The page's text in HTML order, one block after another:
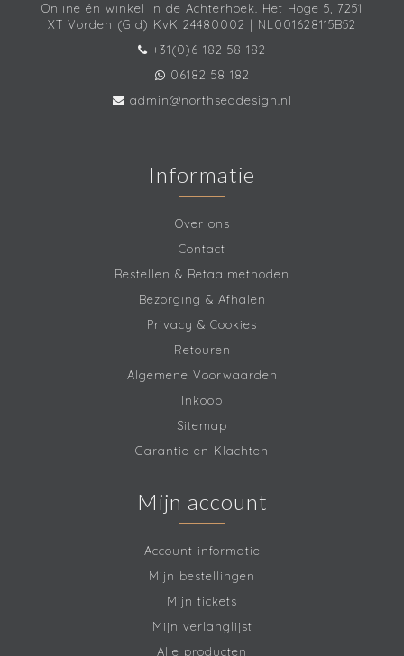
Online én winkel in de Achterhoek. Het Hoge 5, 7251
XT Vorden (Gld) KvK 24480002 | NL001628115B52
+31(0)6 182 58 182
06182 58 182
admin@northseadesign.nl
Informatie
Over ons
Contact
Bestellen & Betaalmethoden
Bezorging & Afhalen
Privacy & Cookies
Retouren
Algemene Voorwaarden
Inkoop
Sitemap
Garantie en Klachten
Mijn account
Account informatie
Mijn bestellingen
Mijn tickets
Mijn verlanglijst
Alle producten